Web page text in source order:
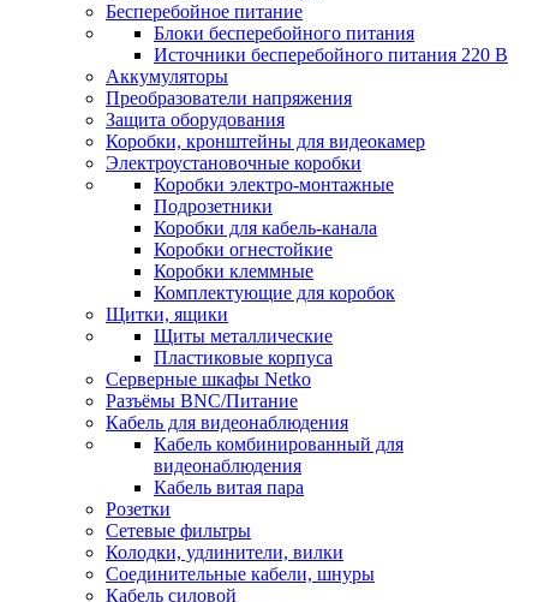
Бесперебойное питание
Блоки бесперебойного питания
Источники бесперебойного питания 220 В
Аккумуляторы
Преобразователи напряжения
Защита оборудования
Коробки, кронштейны для видеокамер
Электроустановочные коробки
Коробки электро-монтажные
Подрозетники
Коробки для кабель-канала
Коробки огнестойкие
Коробки клеммные
Комплектующие для коробок
Щитки, ящики
Щиты металлические
Пластиковые корпуса
Серверные шкафы Netko
Разъёмы BNC/Питание
Кабель для видеонаблюдения
Кабель комбинированный для
видеонаблюдения
Кабель витая пара
Розетки
Сетевые фильтры
Колодки, удлинители, вилки
Соединительные кабели, шнуры
Кабель силовой